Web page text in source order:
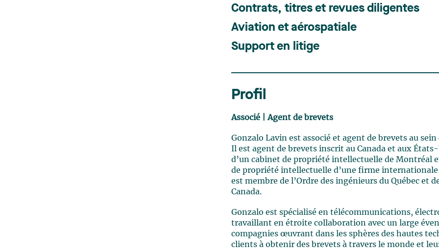
Contrats, titres et revues diligentes
Aviation et aérospatiale
Support en litige
Profil
Associé | Agent de brevets
Gonzalo Lavin est associé et agent de brevets au
Il est agent de brevets inscrit au Canada et aux
d’un cabinet de propriété intellectuelle de Montréal
de propriété intellectuelle d’une firme internationale
est membre de l’Ordre des ingénieurs du Québec et
Canada.
Gonzalo est spécialisé en télécommunications,
travaillant en étroite collaboration avec un large
compagnies œuvrant dans les sphères des hautes
clients à obtenir des brevets à travers le monde et